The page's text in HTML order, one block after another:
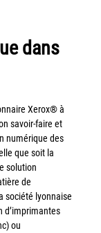
dans
Xerox® à
savoir-faire et
numérique des
que soit la
solution
de
société lyonnaise
d’imprimantes
ou